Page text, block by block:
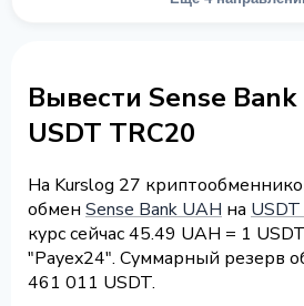
Вывести Sense
USDT TRC20
На Kurslog 27
обмен Sense Bank UAH на
курс сейчас 45.49 UAH = 1
"Payex24". Суммарный резерв
461 011 USDT.